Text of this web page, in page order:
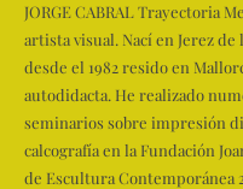
JORGE CABRAL Trayectoria
artista visual. Nací en Jerez de
desde el 1982 resido en
autodidacta. He realizado
seminarios sobre impresión
calcografía en la Fundación
de Escultura Contemporánea